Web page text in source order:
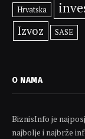
Hrvatska
Izvoz SASE
O NAMA
BiznisInfo je
najbolje i najbrže